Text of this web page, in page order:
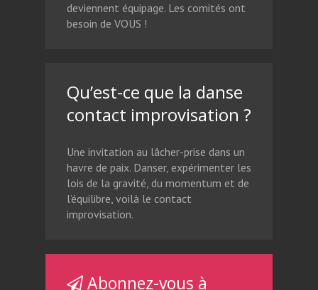
deviennent équipage. Les comités ont
besoin de VOUS !
Qu’est-ce que la danse
contact improvisation ?
Une invitation au lâcher-prise dans un
havre de paix. Danser, expérimenter les
lois de la gravité, du momentum et de
l’équilibre, voilà le contact
improvisation.
Abonnez-vous à